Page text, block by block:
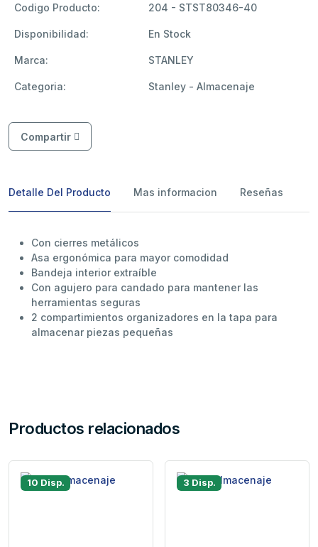
Codigo Producto: 204 - STST80346-40
Disponibilidad: En Stock
Marca: STANLEY
Categoria: Stanley - Almacenaje
Compartir
Detalle Del Producto Mas informacion Reseñas
Con cierres metálicos
Asa ergonómica para mayor comodidad
Bandeja interior extraíble
Con agujero para candado para mantener las
herramientas seguras
2 compartimientos organizadores en la tapa para
almacenar piezas pequeñas
Productos relacionados
10 Disp. 3 Disp.